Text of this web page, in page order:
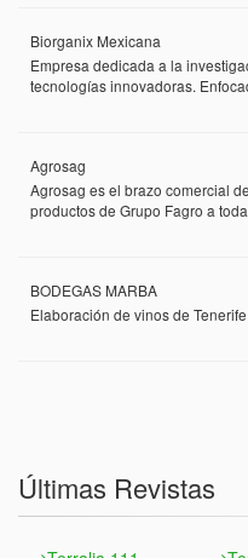
Biorganix Mexicana
Empresa dedicada a la
tecnologías innovadoras.
Agrosag
Agrosag es el brazo comercial
productos de Grupo Fagro a
BODEGAS MARBA
Elaboración de vinos de Tenerife
Últimas Revistas